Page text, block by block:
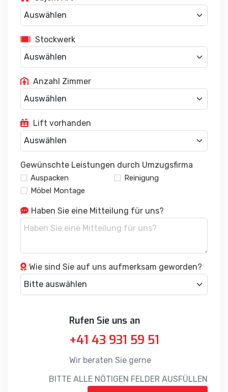
Stockwerk
Anzahl Zimmer
Lift vorhanden
Gewünschte Leistungen durch Umzugsfirma
Auspacken
Reinigung
Möbel Montage
Haben Sie eine Mitteilung für uns?
Wie sind Sie auf uns aufmerksam geworden?
Rufen Sie uns an
+41 43 931 59 51
Wir beraten Sie gerne
BITTE ALLE NÖTIGEN FELDER AUSFÜLLEN